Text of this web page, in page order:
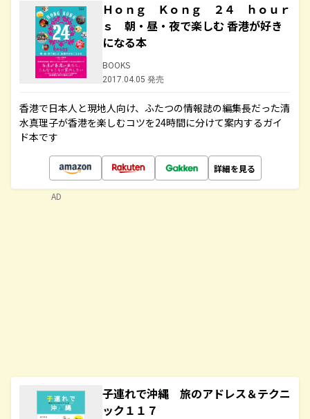
Ｈｏｎｇ Ｋｏｎｇ ２４ ｈｏｕｒ
ｓ 朝・昼・夜で楽しむ 香港が好き
になる本
BOOKS
2017.04.05 発売
香港で日本人と現地人向け、ふたつの情報誌の編集長だった清
水真理子が香港を楽しむコツを24時間に分けて案内するガイ
ド本です
詳細を見る
子連れで沖縄 旅のアドレス＆テクニ
ック１１７
AD